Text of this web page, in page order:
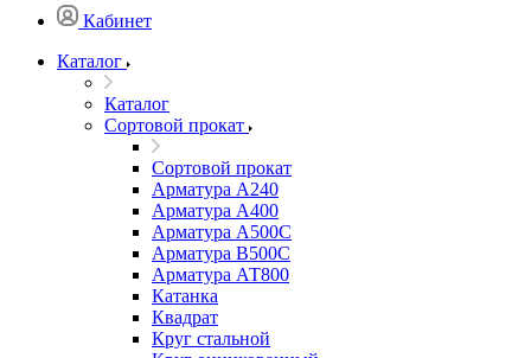
Кабинет
Каталог
Каталог
Сортовой прокат
Сортовой прокат
Арматура А240
Арматура А400
Арматура А500C
Арматура В500С
Арматура АТ800
Катанка
Квадрат
Круг стальной